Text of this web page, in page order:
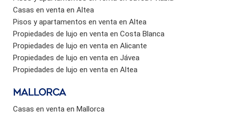
Casas en venta en Altea
Pisos y apartamentos en venta en Altea
Propiedades de lujo en venta en Costa Blanca
Propiedades de lujo en venta en Alicante
Propiedades de lujo en venta en Jávea
Propiedades de lujo en venta en Altea
Mallorca
Casas en venta en Mallorca